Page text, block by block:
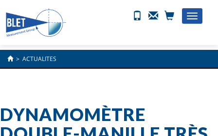
Toggle
> ACTUALITES
DYNAMOMÈTRE